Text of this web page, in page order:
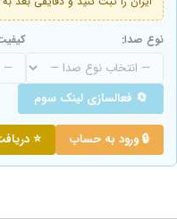
نوع صدا:
🔄 فعالسازی لینک سوم
🔒 ورود به حساب ⭐